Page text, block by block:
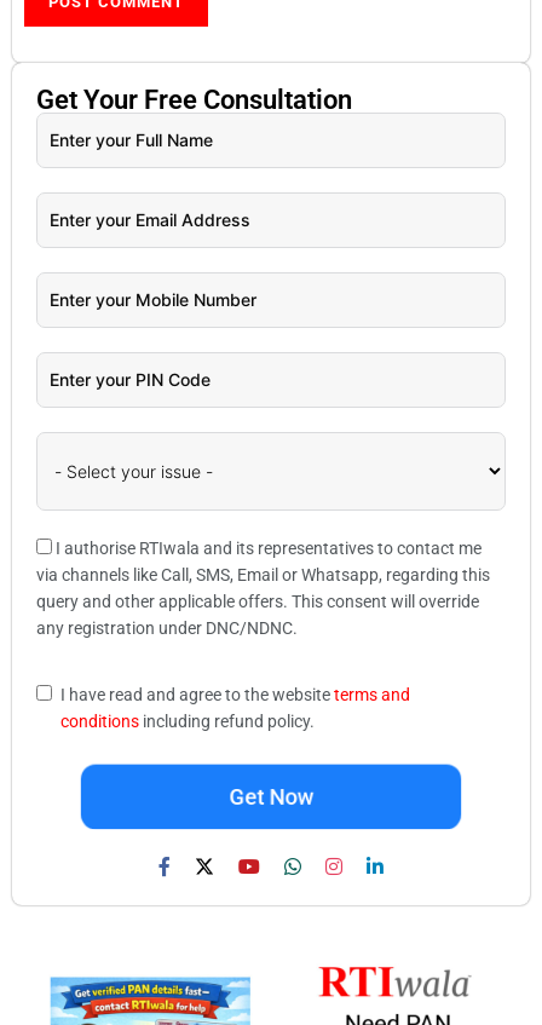
Get Your Free Consultation
I authorise RTIwala and its representatives to contact me
via channels like Call, SMS, Email or Whatsapp, regarding this
query and other applicable offers. This consent will override
any registration under DNC/NDNC.
I have read and agree to the websiteterms and
conditions including refund policy.
Get Now